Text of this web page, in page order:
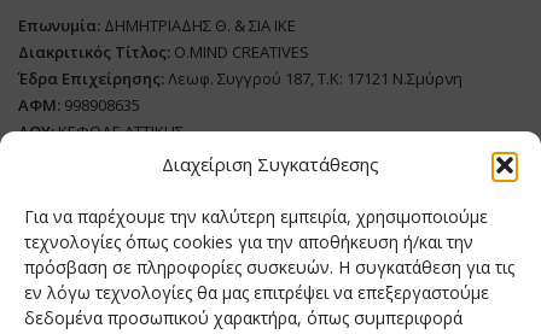
Διαχείριση Συγκατάθεσης
Για να παρέχουμε την καλύτερη εμπειρία, χρησιμοποιούμε
τεχνολογίες όπως cookies για την αποθήκευση ή/και την
πρόσβαση σε πληροφορίες συσκευών. Η συγκατάθεση για τις
εν λόγω τεχνολογίες θα μας επιτρέψει να επεξεργαστούμε
δεδομένα προσωπικού χαρακτήρα, όπως συμπεριφορά
Επωνυμία: ΔΗΜΗΤΡΙΑΔΗΣ Θ. & ΣΙΑ ΙΚΕ
Διακριτικός Τίτλος: O.MIND CREATIVES
Έδρα Επιχείρησης:Λεωφ. Συγγρού 187, Τ.Κ: 17121 Ν.Σμύρνη
ΑΦΜ: 998908635
ΔΟΥ:ΚΕΦΟΔΕ ΑΤΤΙΚΗΣ
Όνομα Ιδιοκτήτη και Νόμιμο Πρόσωπο: Θεόδωρος Δημητριάδης
Διευθυντής Σύνταξης:Ευθυμιάτου Μαίρη
Domain:grillmagazine.gr
Δικαιούχος Domain:Θεόδωρος Δημητριάδης
Διευθυντής:Θεόδωρος Δημητριάδης
Διαχειριστής:Θεόδωρος Δημητριάδης